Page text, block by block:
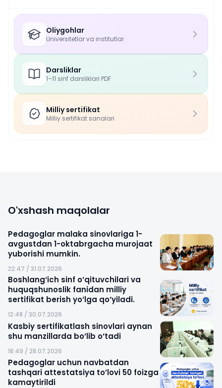
Oliygohlar
Universitetlar va institutlar
Darsliklar
1–11 sinf darsliklari PDF
Milliy sertifikat
Milliy sertifikat sanalari
O'xshash maqolalar
Pedagoglar malaka sinovlariga 1-
avgustdan 1-oktabrgacha murojaat
yuborishi mumkin.
22:47 / 31.07.2026
Boshlang‘ich sinf o‘qituvchilari va
huquqshunoslik fanidan milliy
sertifikat berish yo‘lga qo‘yiladi.
12:48 / 30.07.2026
Kasbiy sertifikatlash sinovlari aynan
shu manzillarda bo‘lib o‘tadi
18:49 / 28.07.2026
Pedagoglar uchun navbatdan
tashqari attestatsiya to’lovi 50 foizga
kamaytirildi